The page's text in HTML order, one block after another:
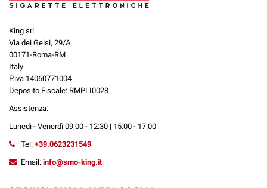
King srl
Via dei Gelsi, 29/A
00171-Roma-RM
Italy
P.iva 14060771004
Deposito Fiscale: RMPLI0028
Assistenza:
Lunedì - Venerdì 09:00 - 12:30 | 15:00 - 17:00
Tel: +39.0623231549
Email: info@smo-king.it